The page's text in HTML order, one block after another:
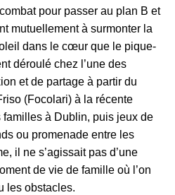
pour passer au plan B et
mutuellement à surmonter la
dans le cœur que le pique-
déroulé chez l’une des
et de partage à partir du
(Focolari) à la récente
à Dublin, puis jeux de
ou promenade entre les
il ne s’agissait pas d’une
de vie de famille où l’on
les obstacles.